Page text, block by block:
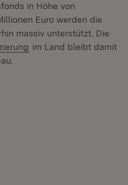
in Höhe von
Euro werden die
massiv unterstützt. Die
(Öffnet in neuem
im Land bleibt damit